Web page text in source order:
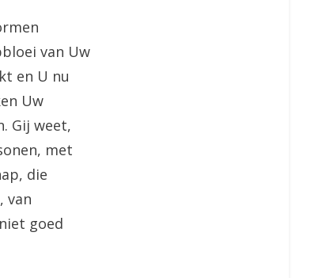
van Uw
en U nu
Uw
Gij weet,
met
die
van
goed